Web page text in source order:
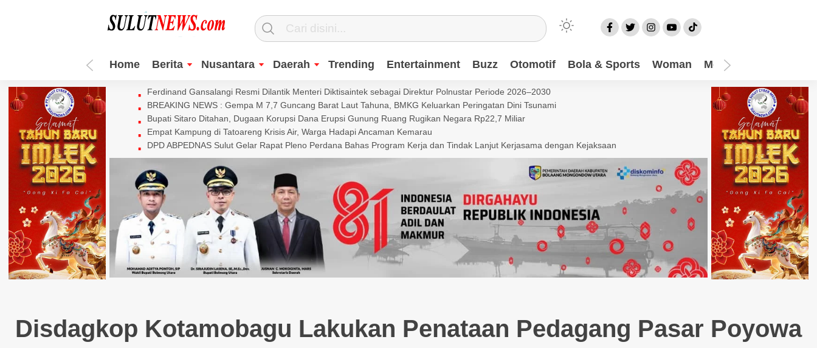
Home Berita Nusantara Daerah Trending Entertainment Buzz Otomotif Bola & Sports Woman Mom
Ferdinand Gansalangi Resmi Dilantik Menteri Diktisaintek sebagai Direktur Polnustar Periode 2026–2030
BREAKING NEWS : Gempa M 7,7 Guncang Barat Laut Tahuna, BMKG Keluarkan Peringatan Dini Tsunami
Bupati Sitaro Ditahan, Dugaan Korupsi Dana Erupsi Gunung Ruang Rugikan Negara Rp22,7 Miliar
Empat Kampung di Tatoareng Krisis Air, Warga Hadapi Ancaman Kemarau
DPD ABPEDNAS Sulut Gelar Rapat Pleno Perdana Bahas Program Kerja dan Tindak Lanjut Kerjasama dengan Kejaksaan
Disdagkop Kotamobagu Lakukan Penataan Pedagang Pasar Poyowa